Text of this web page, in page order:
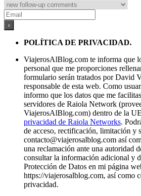
POLÍTICA DE PRIVACIDAD.
ViajerosAlBlog.com te informa que
personal que me proporciones
formulario serán tratados por David
responsable de esta web. Como
informo que los datos que me
servidores de Raiola Network
ViajerosAlBlog.com) dentro de la
privacidad de Raiola Networks.
de acceso, rectificación, limitación y
contacto@viajerosalblog.com así
una reclamación ante una autoridad
consultar la información adicional y
Protección de Datos en mi página
https://viajerosalblog.com, así como
privacidad.